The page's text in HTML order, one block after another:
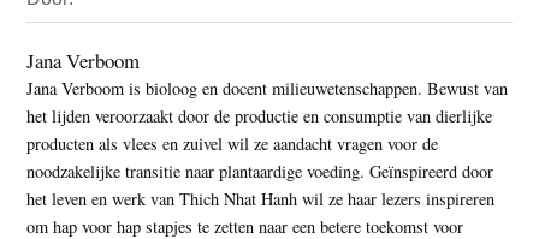
Jana Verboom
Jana Verboom is bioloog en docent milieuwetenschappen. Bewust van
het lijden veroorzaakt door de productie en consumptie van dierlijke
producten als vlees en zuivel wil ze aandacht vragen voor de
noodzakelijke transitie naar plantaardige voeding. Geïnspireerd door
het leven en werk van Thich Nhat Hanh wil ze haar lezers inspireren
om hap voor hap stapjes te zetten naar een betere toekomst voor